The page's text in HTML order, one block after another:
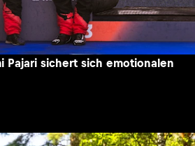
Pajari sichert sich emotionalen